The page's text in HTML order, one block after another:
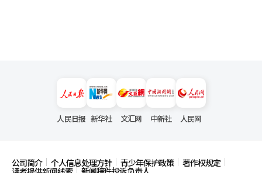
人民日报 新华社 文汇网 中新社 人民网
公司简介 个人信息处理方针 青少年保护政策 著作权规定
新闻稿件投诉负责人